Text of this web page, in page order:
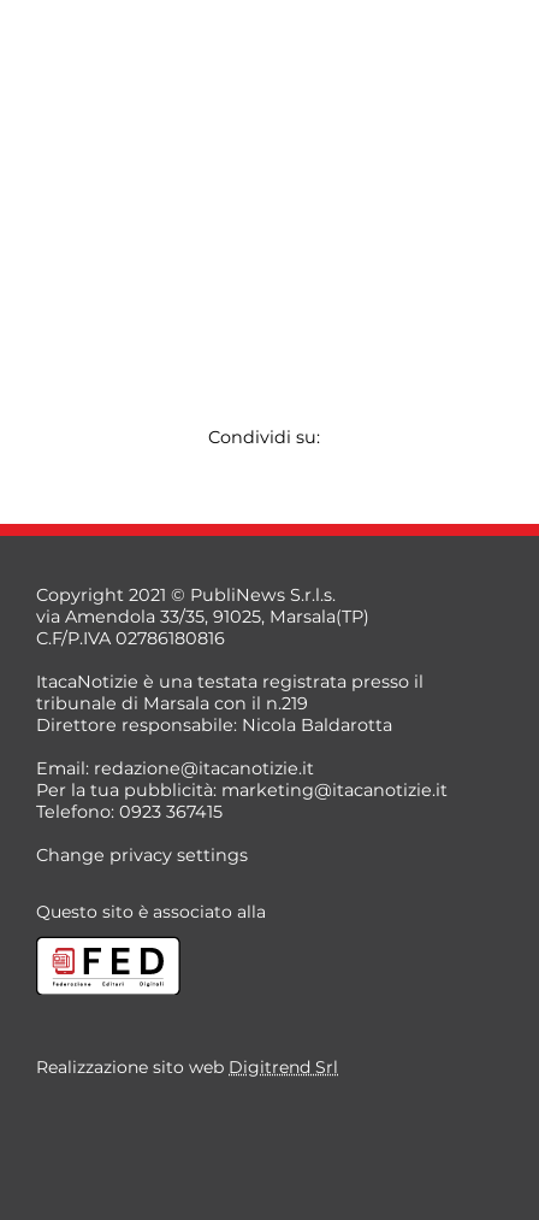
Condividi su:
Copyright 2021 © PubliNews S.r.l.s.
via Amendola 33/35, 91025, Marsala(TP)
C.F/P.IVA 02786180816
ItacaNotizie è una testata registrata presso il
tribunale di Marsala con il n.219
Direttore responsabile: Nicola Baldarotta
Email: redazione@itacanotizie.it
Per la tua pubblicità: marketing@itacanotizie.it
Telefono: 0923 367415
Change privacy settings
Questo sito è associato alla
Realizzazione sito web Digitrend Srl